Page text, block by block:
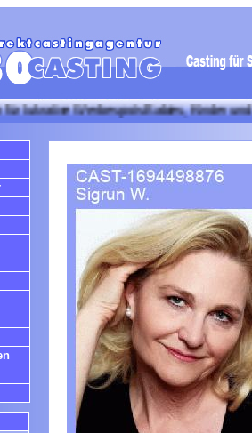
Werbespots Babies, Kinder und